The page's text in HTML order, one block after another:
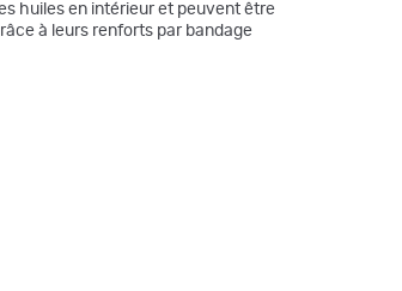
huiles en intérieur et peuvent être
à leurs renforts par bandage